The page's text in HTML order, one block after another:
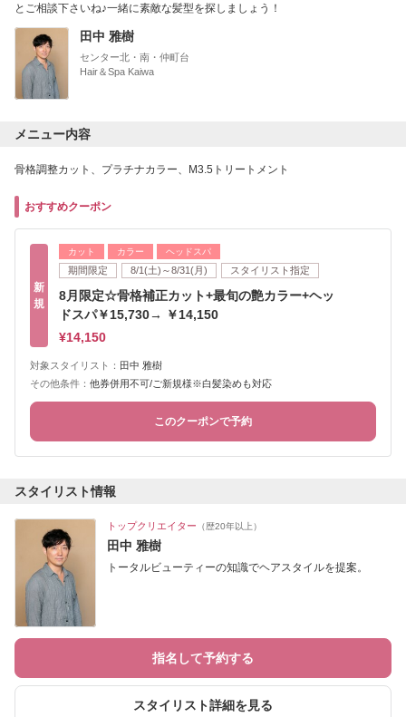
とご相談下さいね♪一緒に素敵な髪型を探しましょう！
田中 雅樹
センター北・南・仲町台
Hair＆Spa Kaiwa
メニュー内容
骨格調整カット、プラチナカラー、M3.5トリートメント
おすすめクーポン
新
規
カット カラー ヘッドスパ
期間限定 8/1(土)～8/31(月) スタイリスト指定
8月限定☆骨格補正カット+最旬の艶カラー+ヘッ
ドスパ￥15,730→ ￥14,150
¥14,150
対象スタイリスト： 田中 雅樹
その他条件： 他券併用不可/ご新規様※白髪染めも対応
このクーポンで予約
スタイリスト情報
トップクリエイター （歴20年以上）
田中 雅樹
トータルビューティーの知識でヘアスタイルを提案。
指名して予約する
スタイリスト詳細を見る